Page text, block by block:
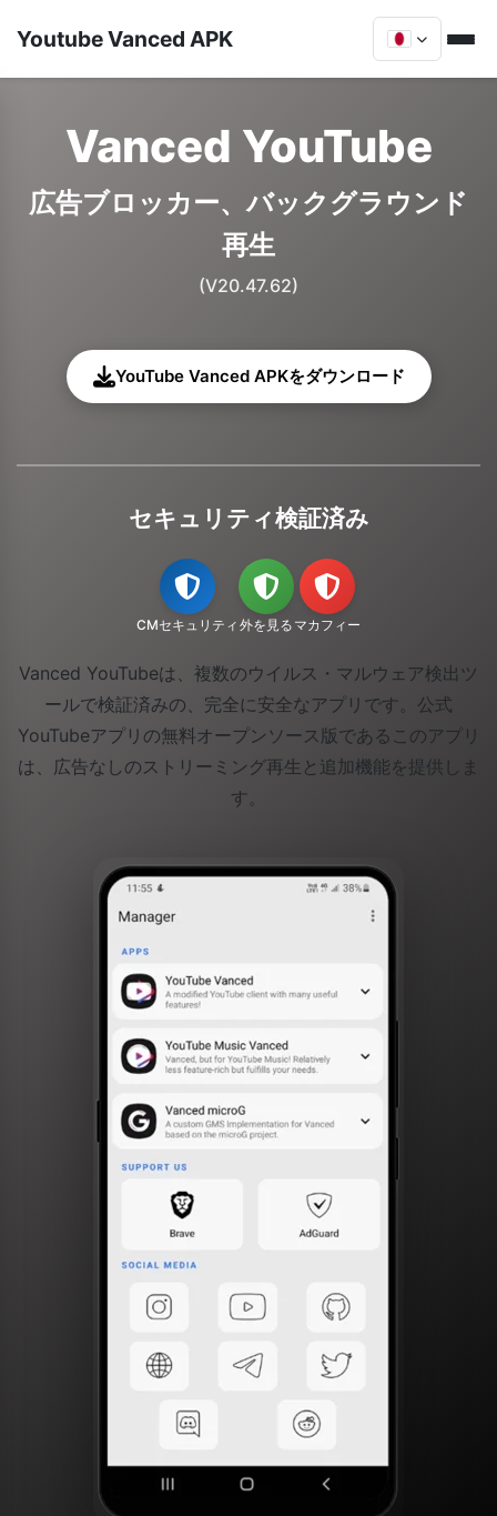
Youtube Vanced APK
Vanced YouTube
広告ブロッカー、バックグラウンド
再生
(V20.47.62)
YouTube Vanced APKをダウンロード
セキュリティ検証済み
CMセキュリティ 外を見る マカフィー
Vanced YouTubeは、複数のウイルス・マルウェア検出ツ
ールで検証済みの、完全に安全なアプリです。公式
YouTubeアプリの無料オープンソース版であるこのアプリ
は、広告なしのストリーミング再生と追加機能を提供しま
す。